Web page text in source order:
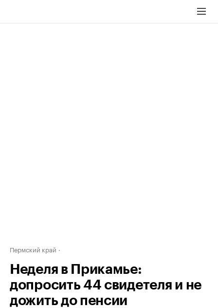
Пермский край
Неделя в Прикамье:
допросить 44 свидетеля и не
дожить до пенсии